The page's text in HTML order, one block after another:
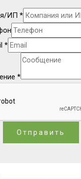
ИП *
*
*
Отправить